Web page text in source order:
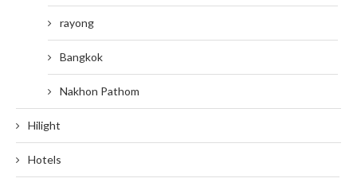
rayong
Bangkok
Nakhon Pathom
Hilight
Hotels